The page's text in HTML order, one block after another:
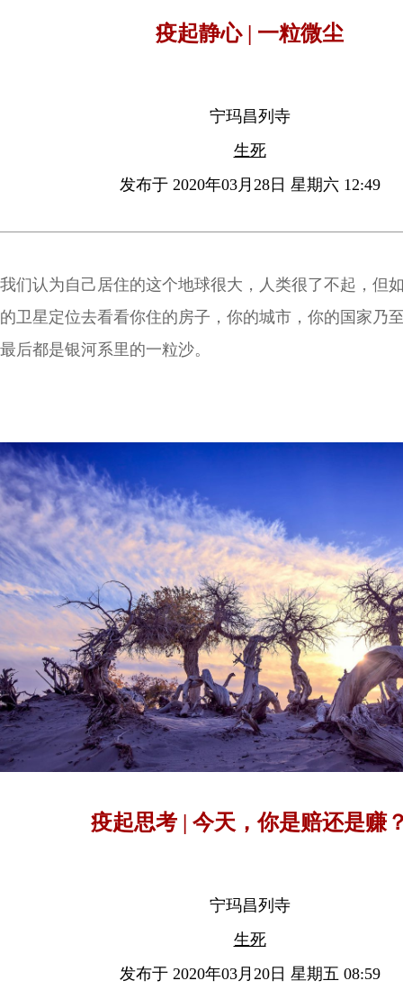
疫起静心 | 一粒微尘
宁玛昌列寺
生死
发布于 2020年03月28日 星期六 12:49
我们认为自己居住的这个地球很大，人类很了不起，但
的卫星定位去看看你住的房子，你的城市，你的国家乃
最后都是银河系里的一粒沙。
疫起思考 | 今天，你是赔还是赚
宁玛昌列寺
生死
发布于 2020年03月20日 星期五 08:59